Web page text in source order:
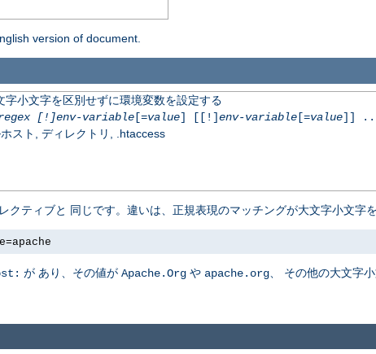
version of document.
字小文字を区別せずに環境変数を設定する
[!]env-variable[=value] [[!]env-variable[=value]]
スト, ディレクトリ, .htaccess
クティブと 同じです。違いは、正規表現のマッチングが大文字小文字
が あり、その値が Apache.Org や apache.org 、 その他の大文字